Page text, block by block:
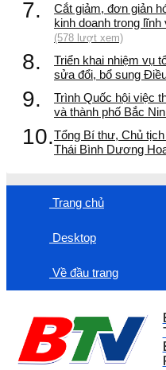
7.
Cắt giảm, đơn giản
kinh doanh trong
(578 lượt xem)
8.
Triển khai nhiệm vụ
sửa đổi, bổ sung
9.
Trình Quốc hội việc
và thành phố Bắc
10.Tổng Bí thư, Chủ
Thái Bình Dương
Trang chủ
Desktop
Về đầu trang